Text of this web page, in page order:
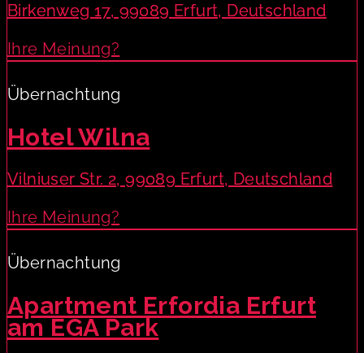
Birkenweg 17, 99089 Erfurt, Deutschland
Ihre Meinung?
Übernachtung
Hotel Wilna
Vilniuser Str. 2, 99089 Erfurt, Deutschland
Ihre Meinung?
Übernachtung
Apartment Erfordia Erfurt
am EGA Park